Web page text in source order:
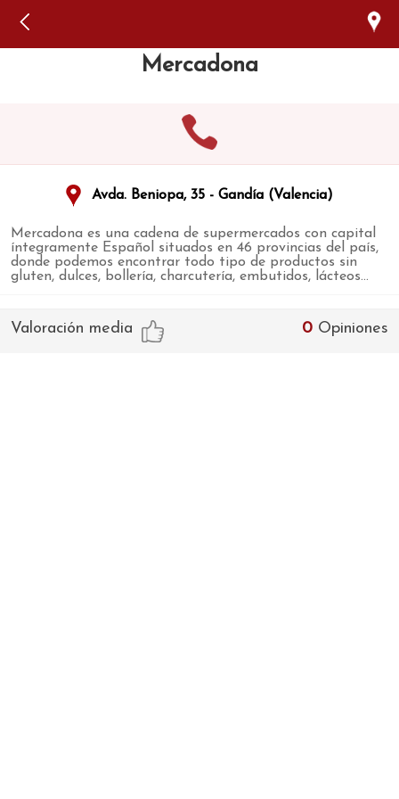
Mercadona
Avda. Beniopa, 35 - Gandía (Valencia)
Mercadona es una cadena de supermercados con capital
íntegramente Español situados en 46 provincias del país,
donde podemos encontrar todo tipo de productos sin
gluten, dulces, bollería, charcutería, embutidos, lácteos...
0 Opiniones
Valoración media
authorized to show the cookie declaration for domain group
ID 546ddaab-b478-4440-aa8a-3b0205284212. Please add it to
the domain group in the Cookiebot Manager to authorize